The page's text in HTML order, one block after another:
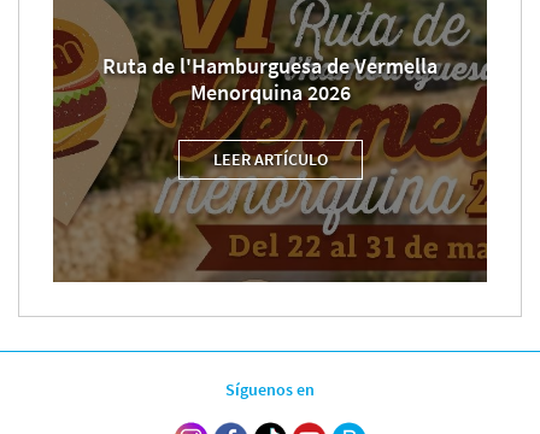
Ruta de l'Hamburguesa de Vermella
Menorquina 2026
LEER ARTÍCULO
Síguenos en